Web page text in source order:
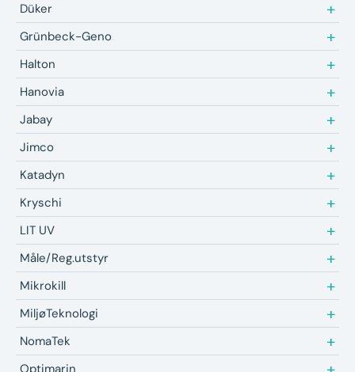
Düker
Grünbeck-Geno
Halton
Hanovia
Jabay
Jimco
Katadyn
Kryschi
LIT UV
Måle/Reg.utstyr
Mikrokill
MiljøTeknologi
NomaTek